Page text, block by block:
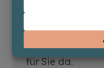
Wir freuen uns
Feedback oder
für Sie da.